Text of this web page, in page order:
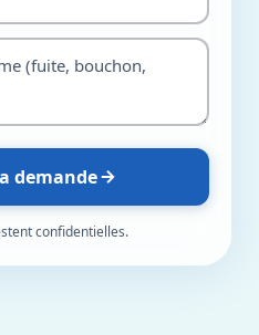
demande
confidentielles.